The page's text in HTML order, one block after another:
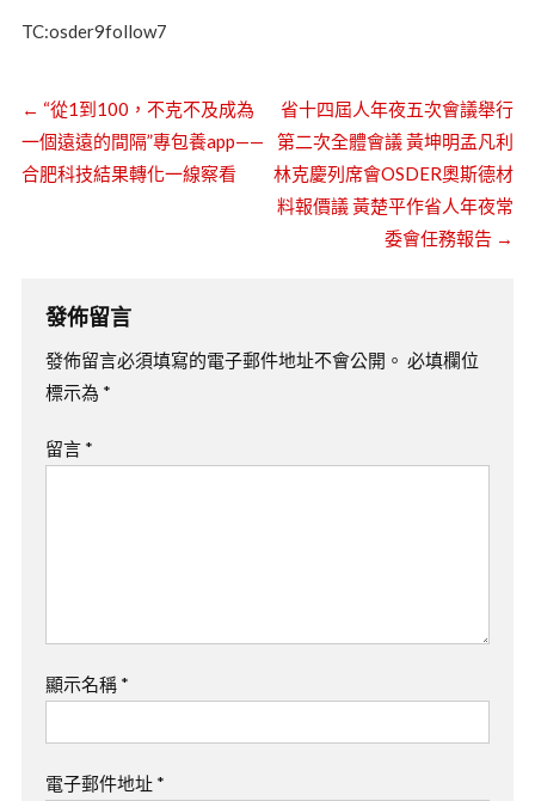
TC:osder9follow7
← “從1到100，不克不及成為
一個遠遠的間隔”專包養app——
合肥科技結果轉化一線察看
省十四屆人年夜五次會議舉行
第二次全體會議 黃坤明孟凡利
林克慶列席會OSDER奧斯德材
料報價議 黃楚平作省人年夜常
委會任務報告 →
發佈留言
發佈留言必須填寫的電子郵件地址不會公開。 必填欄位
標示為 *
留言 *
顯示名稱 *
電子郵件地址 *